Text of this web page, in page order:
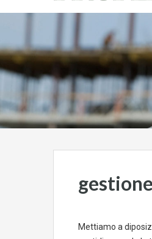
Mettiamo a